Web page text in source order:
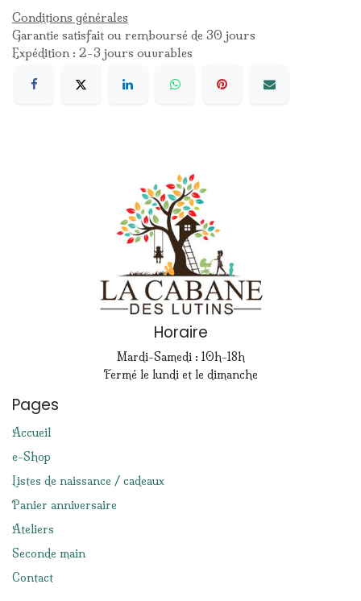
Conditions générales
Garantie satisfait ou remboursé de 30 jours
Expédition : 2-3 jours ouvrables
Horaire
Mardi-Samedi : 10h-18h
Fermé le lundi et le dimanche
Pages
Accueil
e-Shop
Listes de naissance / cadeaux
Panier anniversaire
Ateliers
Seconde main
Contact